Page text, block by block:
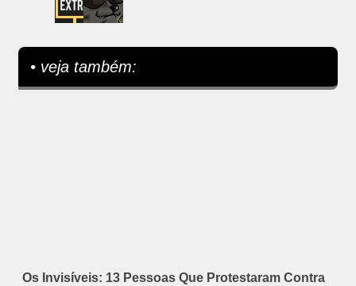
• veja também:
Os Invisíveis: 13 Pessoas Que Protestaram Contra